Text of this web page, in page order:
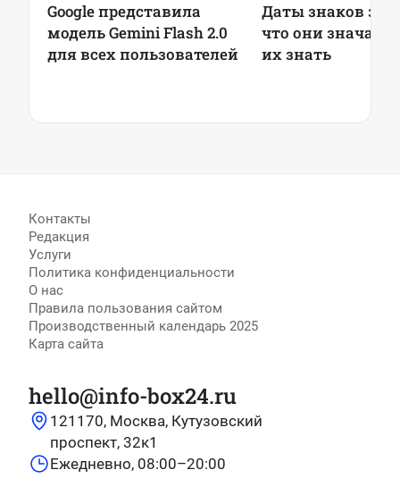
Google представила
модель Gemini Flash 2.0
для всех пользователей
Даты знаков
что они значат
их знать
Контакты
Редакция
Услуги
Политика конфиденциальности
О нас
Правила пользования сайтом
Производственный календарь 2025
Карта сайта
hello@info-box24.ru
121170, Москва, Кутузовский
проспект, 32к1
Ежедневно, 08:00–20:00